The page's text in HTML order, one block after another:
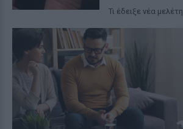
Τι έδειξε νέα μελέτη